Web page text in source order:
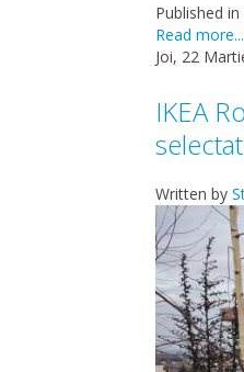
Published in
Read more...
Joi, 22
IKEA
Written by